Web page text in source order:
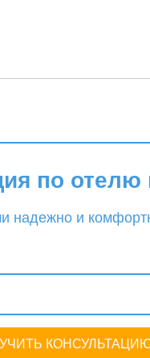
по отелю
надежно и